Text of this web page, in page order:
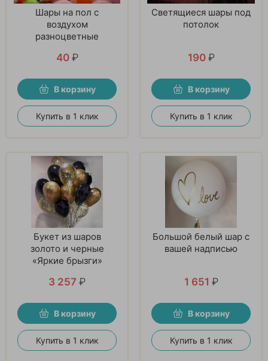
Шары на пол с
воздухом
разноцветные
40 ₽
В корзину
Купить в 1 клик
Светящиеся шары под
потолок
190 ₽
В корзину
Купить в 1 клик
Букет из шаров
золото и черные
«Яркие брызги»
3 257 ₽
В корзину
Купить в 1 клик
Большой белый шар с
вашей надписью
1 651 ₽
В корзину
Купить в 1 клик